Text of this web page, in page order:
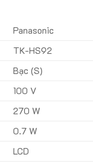
Panasonic
TK-HS92
Bạc (S)
100 V
270 W
0.7 W
LCD